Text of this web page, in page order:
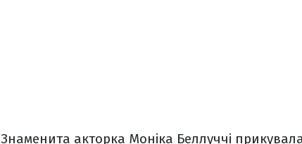
Знаменита акторка Моніка Беллуччі